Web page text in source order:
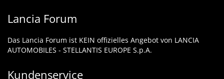
Lancia Forum
Das Lancia Forum ist KEIN offizielles Angebot von LANCIA
AUTOMOBILES - STELLANTIS EUROPE S.p.A.
Kundenservice